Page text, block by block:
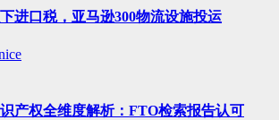
进口税，亚马逊300物流设施投运
产权全维度解析：FTO检索报告认可